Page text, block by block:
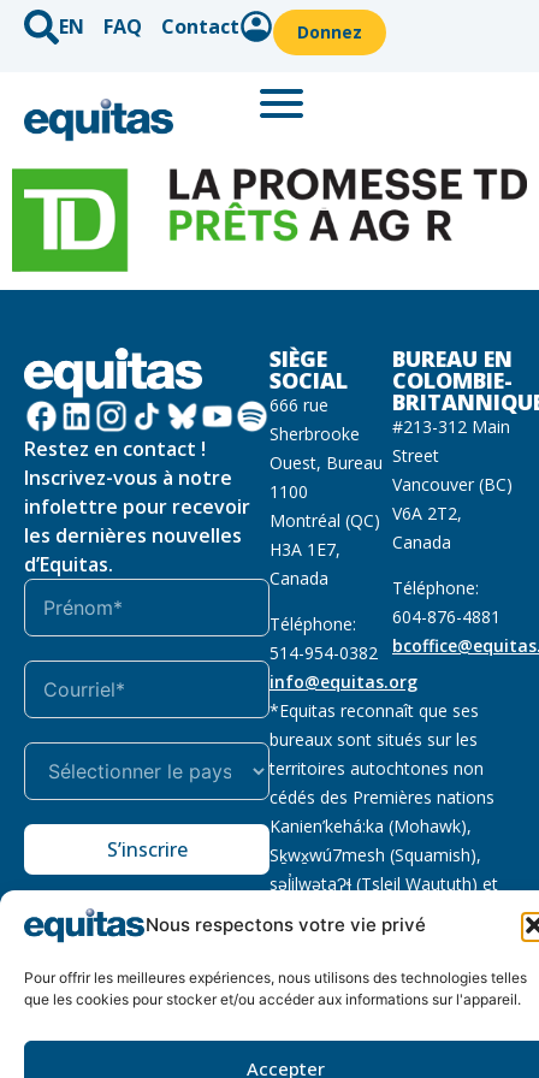
Nous respectons votre vie privé
Pour offrir les meilleures expériences, nous utilisons des technologies telles
que les cookies pour stocker et/ou accéder aux informations sur l'appareil.
Accepter
EN FAQ Contact Donnez
Restez en contact !
Inscrivez-vous à notre
infolettre pour recevoir
les dernières nouvelles
d’Equitas.
S’inscrire
SIÈGE
SOCIAL
666 rue
Sherbrooke
Ouest, Bureau
1100
Montréal (QC)
H3A 1E7,
Canada
Téléphone:
514-954-0382
info@equitas.org
BUREAU EN
COLOMBIE-
#213-312 Main
Street
Vancouver (BC)
V6A 2T2,
Canada
Téléphone:
604-876-4881
*Equitas reconnaît que ses
bureaux sont situés sur les
territoires autochtones non
cédés des Premières nations
Kanien’kehá:ka (Mohawk),
Sḵwx̱wú7mesh (Squamish),
səl̓ilwətaɁɬ (Tsleil Waututh) et
xwməθkwəy̓əm (Musqueam).
Notre politique
de
Organisme de
bienfaisance enregistré
2026 © Equitas – Tous
droits réservés, site par